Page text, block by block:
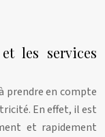
les services
prendre en compte
En effet, il est
et rapidement